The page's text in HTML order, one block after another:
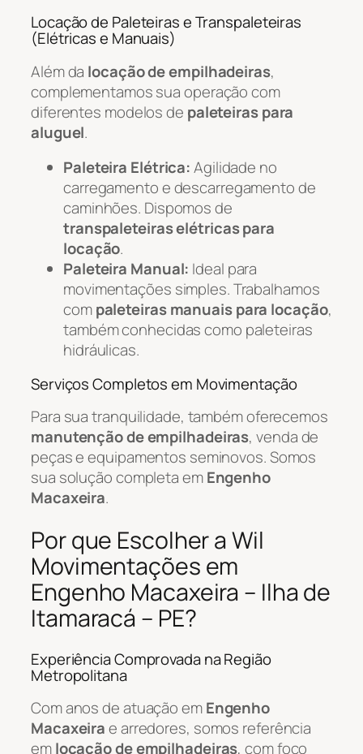
Locação de Paleteiras e Transpaleteiras
(Elétricas e Manuais)
Além da locação de empilhadeiras,
complementamos sua operação com
diferentes modelos de paleteiras para
aluguel.
Paleteira Elétrica:Agilidade no
carregamento e descarregamento de
caminhões. Dispomos de
transpaleteiras elétricas para
locação.
Paleteira Manual: Ideal para
movimentações simples. Trabalhamos
compaleteiras manuais para locação,
também conhecidas como paleteiras
hidráulicas.
Serviços Completos em Movimentação
Para sua tranquilidade, também oferecemos
manutenção de empilhadeiras, venda de
peças e equipamentos seminovos. Somos
sua solução completa emEngenho
Macaxeira.
Por que Escolher a Wil
Movimentações em
Engenho Macaxeira – Ilha de
Itamaracá – PE?
Experiência Comprovada na Região
Metropolitana
Com anos de atuação emEngenho
Macaxeirae arredores, somos referência
emlocação de empilhadeiras, com foco